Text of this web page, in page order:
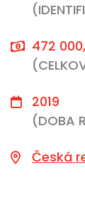
472
2019
(DOBA
Česká